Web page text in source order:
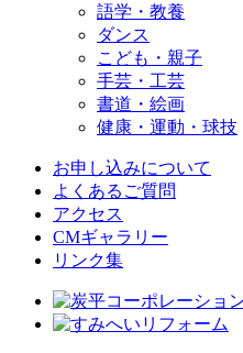
語学・教養
ダンス
こども・親子
手芸・工芸
書道・絵画
健康・運動・球技
お申し込みについて
よくあるご質問
アクセス
CMギャラリー
リンク集